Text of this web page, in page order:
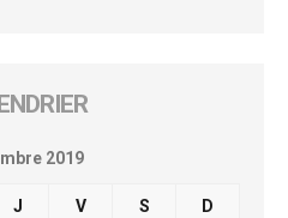
2019
J V S D